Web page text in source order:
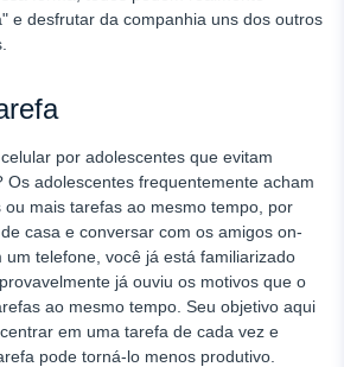
e desfrutar da companhia uns dos outros
por adolescentes que evitam
Os adolescentes frequentemente acham
mais tarefas ao mesmo tempo, por
casa e conversar com os amigos on-
um telefone, você já está familiarizado
já ouviu os motivos que o
ao mesmo tempo. Seu objetivo aqui
em uma tarefa de cada vez e
pode torná-lo menos produtivo.